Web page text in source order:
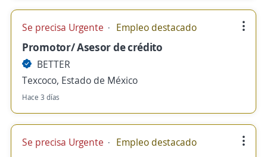
Se precisa Urgente Empleo destacado
Promotor/ Asesor de crédito
BETTER
Texcoco, Estado de México
Hace 3 días
Se precisa Urgente Empleo destacado